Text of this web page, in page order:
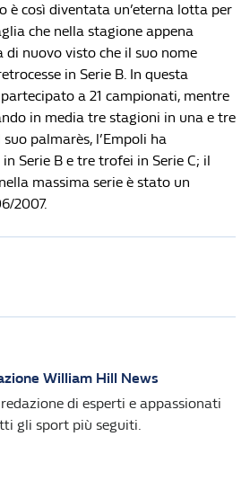
è così diventata un’eterna lotta per
che nella stagione appena
di nuovo visto che il suo nome
in Serie B. In questa
a 21 campionati, mentre
in media tre stagioni in una e tre
palmarès, l’Empoli ha
Serie B e tre trofei in Serie C; il
massima serie è stato un
2007.
William Hill News
di esperti e appassionati
gli sport più seguiti.